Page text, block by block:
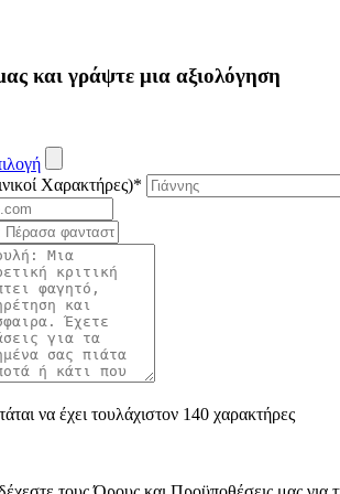
και γράψτε μια αξιολόγηση
Χαρακτήρες)*
να έχει τουλάχιστον 140 χαρακτήρες